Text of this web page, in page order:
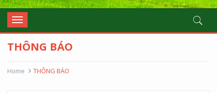
Toggle
navigation
THÔNG BÁO
Home THÔNG BÁO